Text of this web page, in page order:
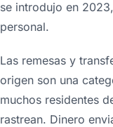
se introdujo en
personal.
Las remesas y
origen son una
muchos residentes
rastrean. Dinero